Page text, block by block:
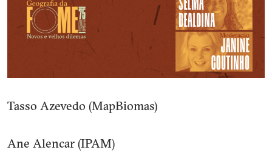
Tasso Azevedo (MapBiomas)
Ane Alencar (IPAM)